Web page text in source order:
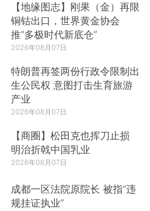
【地缘图志】刚果（金）再限
铜钴出口，世界黄金协会
推“多极时代新底仓”
2026年08月07日
特朗普再签两份行政令限制出
生公民权 意图打击生育旅游
产业
2026年08月07日
【商圈】松田克也挥刀止损
明治折戟中国乳业
2026年08月07日
成都一区法院原院长 被指“违
规挂证执业”